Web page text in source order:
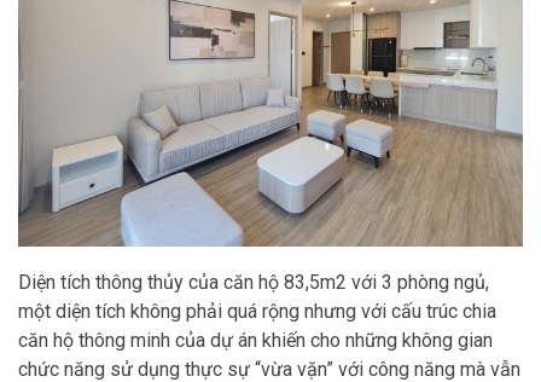
Diện tích thông thủy của căn hộ 83,5m2 với 3 phòng ngủ,
một diện tích không phải quá rộng nhưng với cấu trúc chia
căn hộ thông minh của dự án khiến cho những không gian
chức năng sử dụng thực sự “vừa vặn” với công năng mà vẫn